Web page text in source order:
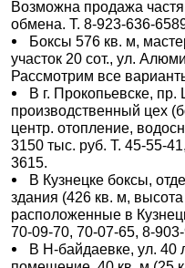
Возможна продажа
обмена. Т. 8-923-636-
Боксы 576 кв. м,
участок 20 сот., ул.
Рассмотрим все
В г. Прокопьевске,
производственный цех
центр. отопление,
3150 тыс. руб. Т. 45-55-
3615.
В Кузнецке боксы,
здания (426 кв. м,
расположенные в
70-09-70, 70-07-65, 8-
В Н-байдаевке, ул. 40